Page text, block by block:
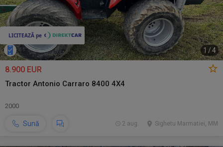
1 /4
8.900 EUR
Tractor Antonio Carraro 8400 4X4
2000
Sună Sighetu Marmatiei, MM
2 aug.